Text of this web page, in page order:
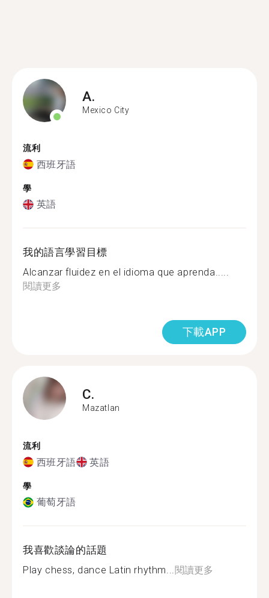
A.
Mexico City
流利
西班牙語
學
英語
我的語言學習目標
Alcanzar fluidez en el idioma que aprenda.....
閱讀更多
下載APP
C.
Mazatlan
流利
西班牙語 英語
學
葡萄牙語
我喜歡談論的話題
Play chess, dance Latin rhythm...閱讀更多